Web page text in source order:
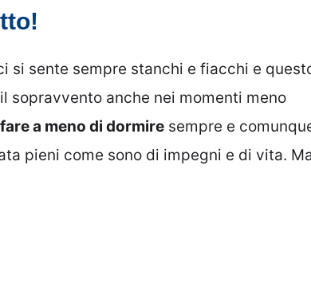
si sente sempre stanchi e fiacchi e
sopravvento anche nei momenti meno
a meno di dormire sempre e
pieni come sono di impegni e di vita.